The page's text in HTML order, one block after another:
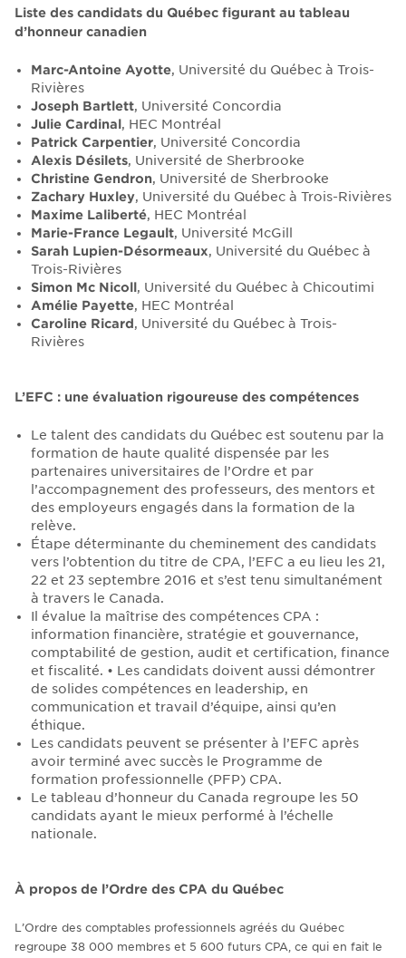
Liste des candidats du Québec figurant au tableau
d’honneur canadien
Marc-Antoine Ayotte, Université du Québec à Trois-
Rivières
Joseph Bartlett, Université Concordia
Julie Cardinal, HEC Montréal
Patrick Carpentier, Université Concordia
Alexis Désilets, Université de Sherbrooke
Christine Gendron, Université de Sherbrooke
Zachary Huxley, Université du Québec à Trois-Rivières
Maxime Laliberté, HEC Montréal
Marie-France Legault, Université McGill
Sarah Lupien-Désormeaux, Université du Québec à
Trois-Rivières
Simon Mc Nicoll, Université du Québec à Chicoutimi
Amélie Payette, HEC Montréal
Caroline Ricard, Université du Québec à Trois-
Rivières
L’EFC : une évaluation rigoureuse des compétences
Le talent des candidats du Québec est soutenu par la
formation de haute qualité dispensée par les
partenaires universitaires de l’Ordre et par
l’accompagnement des professeurs, des mentors et
des employeurs engagés dans la formation de la
relève.
Étape déterminante du cheminement des candidats
vers l’obtention du titre de CPA, l’EFC a eu lieu les 21,
22 et 23 septembre 2016 et s’est tenu simultanément
à travers le Canada.
Il évalue la maîtrise des compétences CPA :
information financière, stratégie et gouvernance,
comptabilité de gestion, audit et certification, finance
et fiscalité. • Les candidats doivent aussi démontrer
de solides compétences en leadership, en
communication et travail d’équipe, ainsi qu’en
éthique.
Les candidats peuvent se présenter à l’EFC après
avoir terminé avec succès le Programme de
formation professionnelle (PFP) CPA.
Le tableau d’honneur du Canada regroupe les 50
candidats ayant le mieux performé à l’échelle
nationale.
À propos de l’Ordre des CPA du Québec
L’Ordre des comptables professionnels agréés du Québec
regroupe 38 000 membres et 5 600 futurs CPA, ce qui en fait le